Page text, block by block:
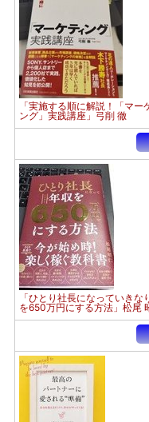
「実施する順に解説！「マー
ング」実践講座」弓削 徹
「ひとり社長になっていきな
を650万円にする方法」松尾